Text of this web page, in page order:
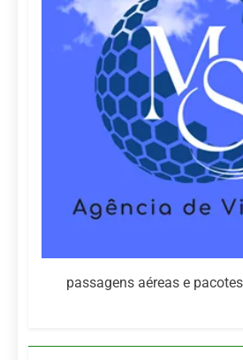
passagens aéreas e